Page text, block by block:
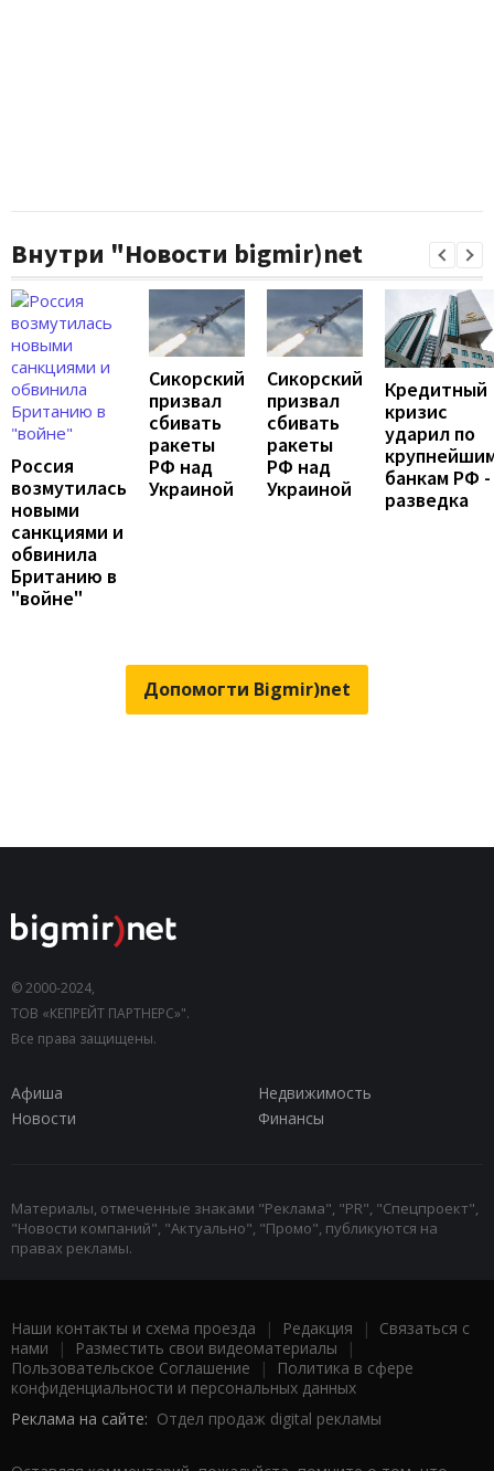
Внутри "Новости bigmir)net
Россия
возмутилась
новыми
санкциями и
обвинила
Британию в
"войне"
Сикорский
призвал
сбивать
ракеты
РФ над
Украиной
Сикорский
призвал
сбивать
ракеты
РФ над
Украиной
Кредитный
кризис
ударил по
банкам РФ -
разведка
Допомогти Bigmir)net
© 2000-2024,
ТОВ «КЕПРЕЙТ ПАРТНЕРС»".
Все права защищены.
Афиша
Недвижимость
Новости
Финансы
Материалы, отмеченные знаками "Реклама", "PR", "Спецпроект",
"Новости компаний", "Актуально", "Промо", публикуются на
правах рекламы.
Наши контакты и схема проезда | Редакция | Связаться с
нами | Разместить свои видеоматериалы |
Пользовательское Соглашение |
Политика в сфере
конфиденциальности и персональных данных
Реклама на сайте: Отдел продаж digital рекламы